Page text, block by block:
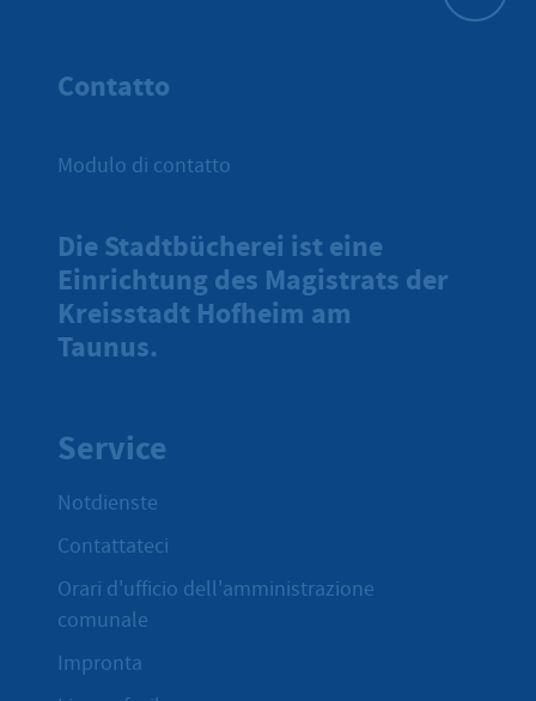
Contatto
Modulo di contatto
Die Stadtbücherei ist eine
Einrichtung des Magistrats der
Kreisstadt Hofheim am
Taunus.
Service
Notdienste
Contattateci
Orari d'ufficio dell'amministrazione
comunale
Impronta